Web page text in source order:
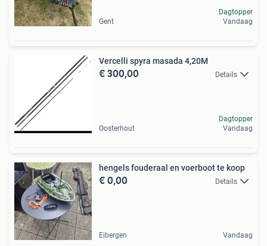
Gent
Dagtopper
Vandaag
Vercelli spyra masada 4,20M
€ 300,00 Details
Oosterhout
Dagtopper
Vandaag
hengels fouderaal en voerboot te koop
€ 0,00 Details
Eibergen Vandaag